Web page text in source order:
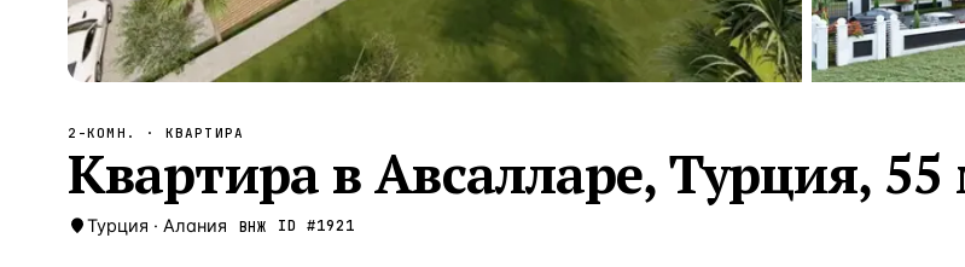
Анталия —Локация Турция · 1 810
2-КОМН. · КВАРТИРА
Квартира в Авсалларе, Турция, 55
Турция · Алания ВНЖ ID #1921